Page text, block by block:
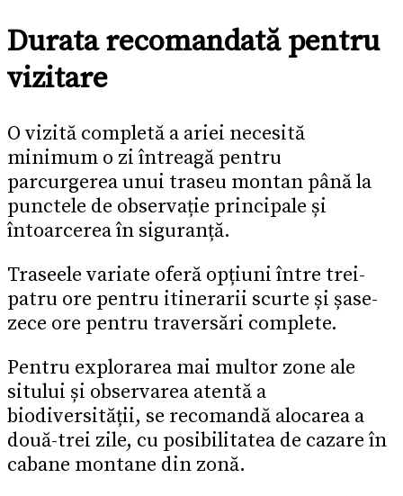
Durata recomandată pentru
vizitare
O vizită completă a ariei necesită
minimum o zi întreagă pentru
parcurgerea unui traseu montan până la
punctele de observație principale și
întoarcerea în siguranță.
Traseele variate oferă opțiuni între trei-
patru ore pentru itinerarii scurte și șase-
zece ore pentru traversări complete.
Pentru explorarea mai multor zone ale
sitului și observarea atentă a
biodiversității, se recomandă alocarea a
două-trei zile, cu posibilitatea de cazare în
cabane montane din zonă.